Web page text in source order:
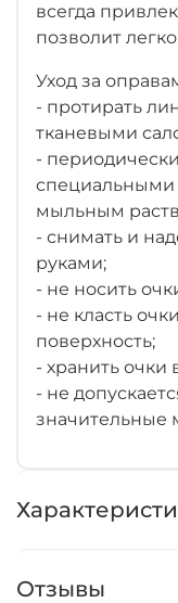
всегда
позволит
Уход за
- протирать
тканевыми
-
мыльным
- снимать и
руками;
- не носить
- не класть
поверхность;
- хранить очки
- не
значительные
Отзывы